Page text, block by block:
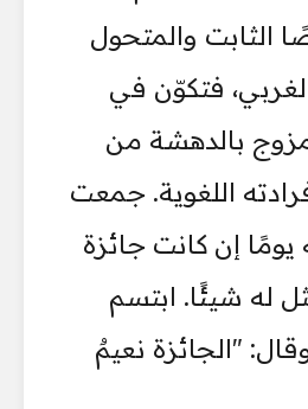
الثابت والمتحول
فتكوّن في
بالدهشة من
اللغوية. جمعت
إن كانت جائزة
له شيئًا. ابتسم
"الجائزة نعيمٌ